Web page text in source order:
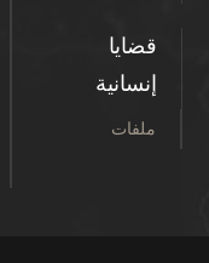
قضايا
إنسانية
ملفات